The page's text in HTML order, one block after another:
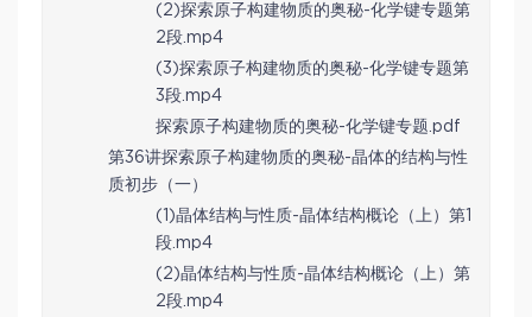
(2)探索原子构建物质的奥秘-化学键专题第
2段.mp4
(3)探索原子构建物质的奥秘-化学键专题第
3段.mp4
探索原子构建物质的奥秘-化学键专题.pdf
第36讲探索原子构建物质的奥秘-晶体的结构与性
质初步（一）
(1)晶体结构与性质-晶体结构概论（上）第1
段.mp4
(2)晶体结构与性质-晶体结构概论（上）第
2段.mp4